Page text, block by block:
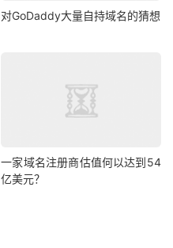
对GoDaddy大量自持域名的猜想
一家域名注册商估值何以达到54
亿美元？